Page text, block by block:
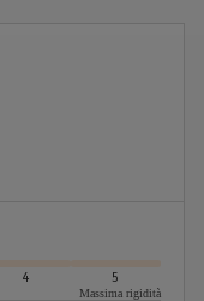
4 5
Massima rigidità